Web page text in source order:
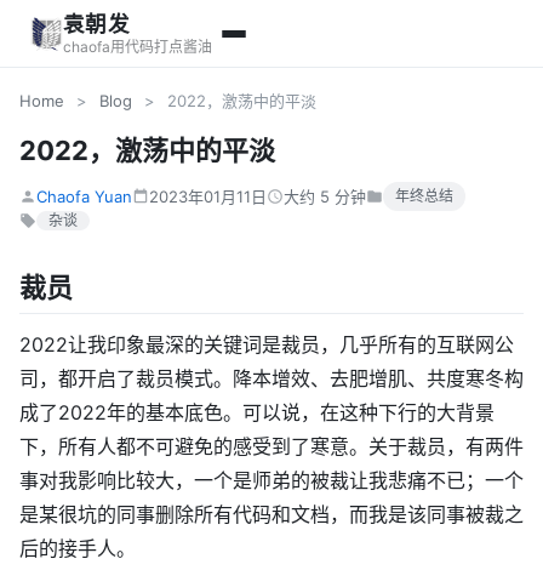
袁朝发
chaofa用代码打点酱油
Home > Blog > 2022，激荡中的平淡
2022，激荡中的平淡
Chaofa Yuan 2023年01月11日 大约 5 分钟
年终总结
杂谈
裁员
2022让我印象最深的关键词是裁员，几乎所有的互联网公
司，都开启了裁员模式。降本增效、去肥增肌、共度寒冬构
成了2022年的基本底色。可以说，在这种下行的大背景
下，所有人都不可避免的感受到了寒意。关于裁员，有两件
事对我影响比较大，一个是师弟的被裁让我悲痛不已；一个
是某很坑的同事删除所有代码和文档，而我是该同事被裁之
后的接手人。